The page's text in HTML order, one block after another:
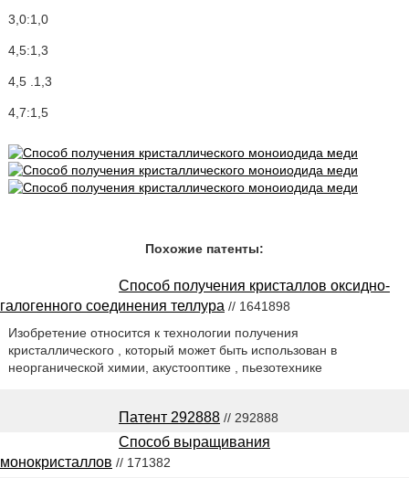
3,0:1,0
4,5:1,3
4,5 .1,3
4,7:1,5
Похожие патенты:
Способ получения кристаллов оксидно-
галогенного соединения теллура // 1641898
Изобретение относится к технологии получения
кристаллического , который может быть использован в
неорганической химии, акустооптике , пьезотехнике
Патент 292888 // 292888
Способ выращивания
монокристаллов // 171382